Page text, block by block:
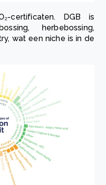
certificaten. DGB is
herbebossing,
wat een niche is in de